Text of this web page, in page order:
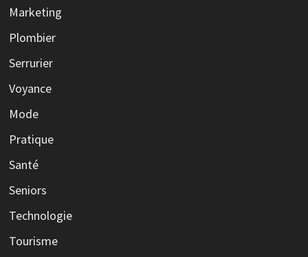
Marketing
Plombier
Serrurier
Voyance
Mode
Pratique
Santé
Seniors
Technologie
Tourisme